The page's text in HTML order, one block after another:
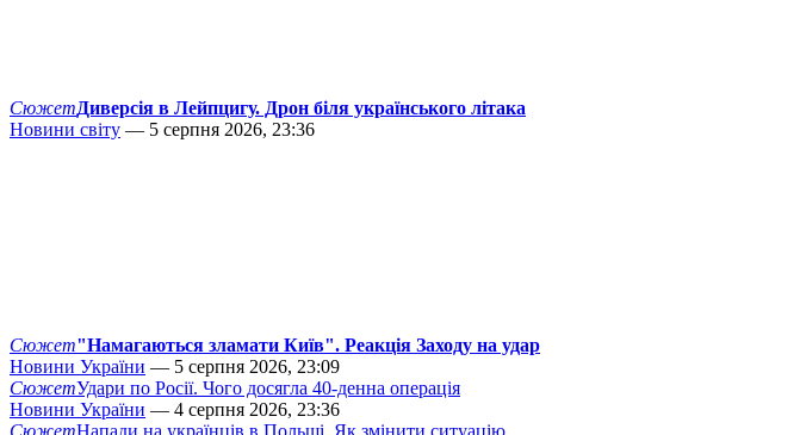
СюжетДиверсія в Лейпцигу. Дрон біля українського літака
Новини світу — 5 серпня 2026, 23:36
Сюжет"Намагаються зламати Київ". Реакція Заходу на удар
Новини України — 5 серпня 2026, 23:09
СюжетУдари по Росії. Чого досягла 40-денна операція
Новини України — 4 серпня 2026, 23:36